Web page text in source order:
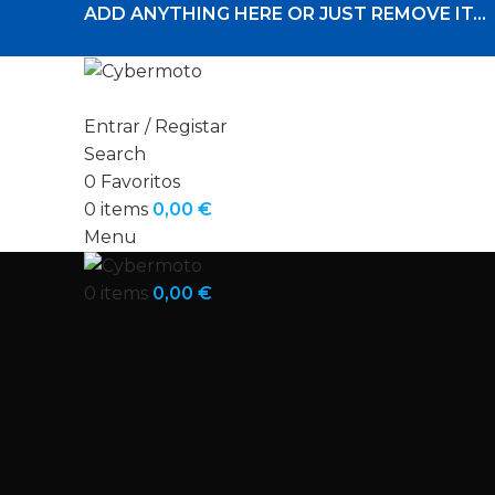
ADD ANYTHING HERE OR JUST REMOVE IT…
Entrar / Registar
Search
0 Favoritos
0 items 0,00 €
Menu
0 items 0,00 €